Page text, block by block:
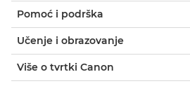
Pomoć i podrška
Učenje i obrazovanje
Više o tvrtki Canon